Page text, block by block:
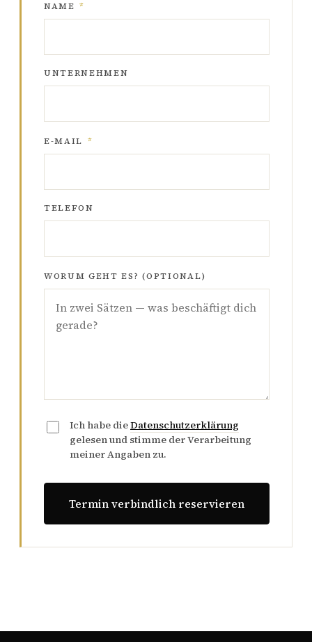
NAME *
UNTERNEHMEN
E-MAIL *
TELEFON
WORUM GEHT ES? (OPTIONAL)
Ich habe dieDatenschutzerklärung
gelesen und stimme der Verarbeitung
meiner Angaben zu.
Termin verbindlich reservieren